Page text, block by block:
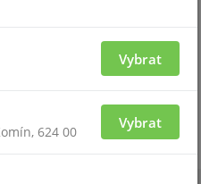
být přihlášený
Vybrat
624 00
Vybrat